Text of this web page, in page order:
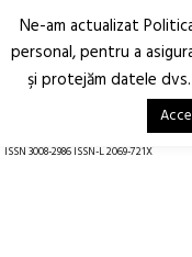
Arhitectură.
Oraș.
ISSN 3008-2986 ISSN-L 2069-721X
Ne-am actualizat
personal, pentru a
şi protejăm datele